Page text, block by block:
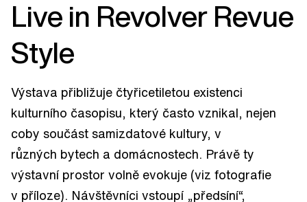
Live in Revolver Revue
Style
Výstava přibližuje čtyřicetiletou existenci
kulturního časopisu, který často vznikal, nejen
coby součást samizdatové kultury, v
různých bytech a domácnostech. Právě ty
výstavní prostor volně evokuje (viz fotografie
v příloze). Návštěvníci vstoupí „předsíní“,